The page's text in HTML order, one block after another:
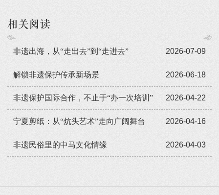
相关阅读
2026-07-09
非遗出海，从“走出去”到“走进去”
2026-06-18
解锁非遗保护传承新场景
2026-04-22
非遗保护国际合作，不止于“办一次培训”
2026-04-16
宁夏剪纸：从“炕头艺术”走向广阔舞台
2026-04-03
非遗民俗里的中马文化情缘